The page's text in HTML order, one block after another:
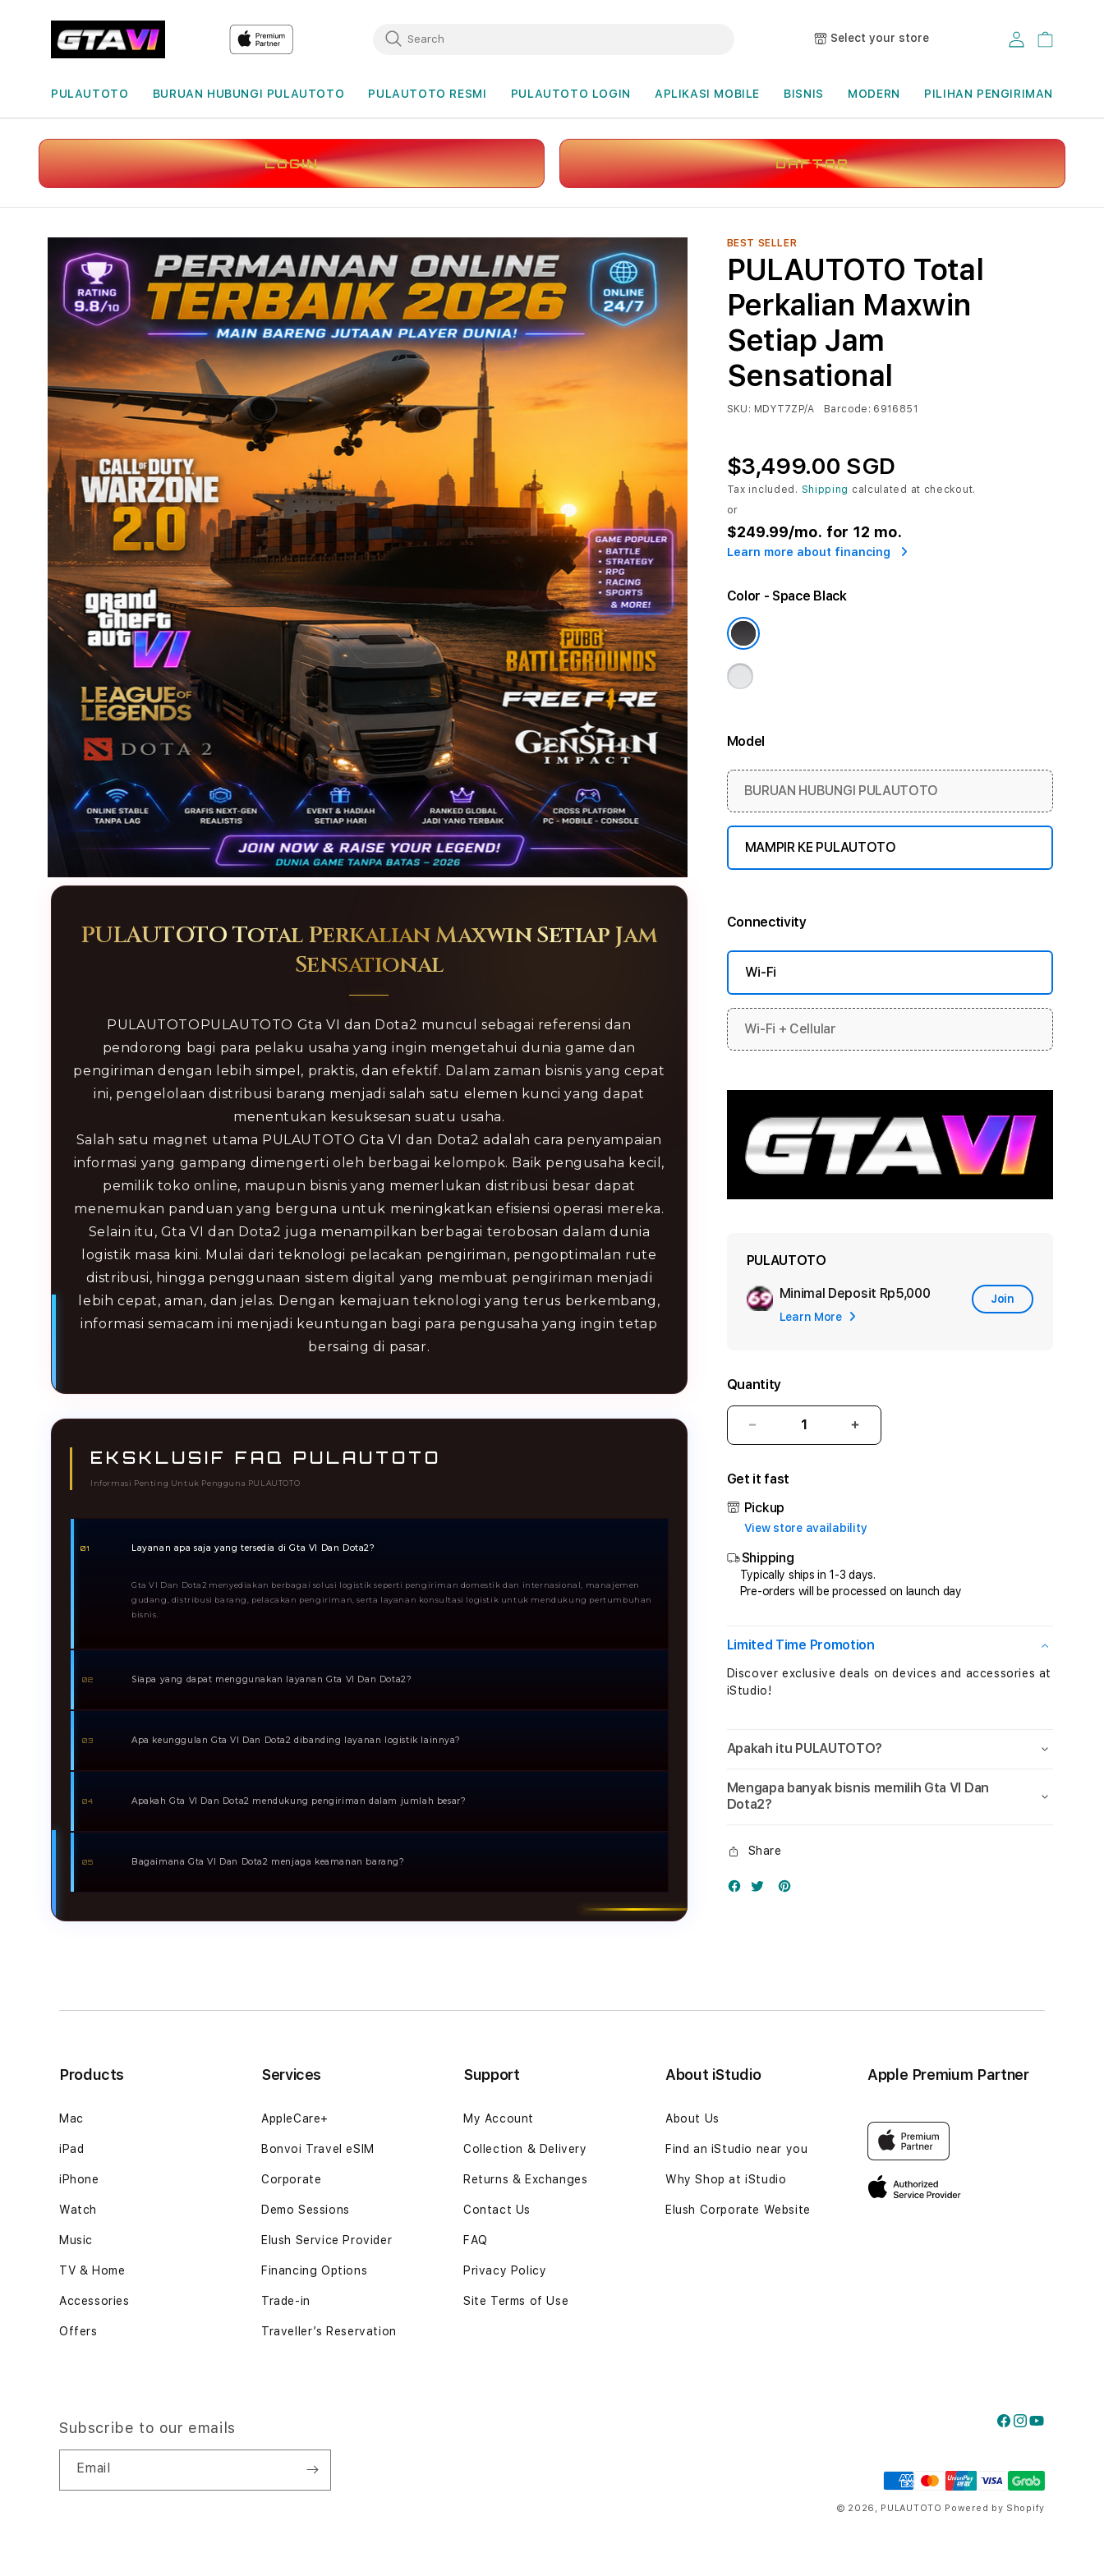
Select your store Log in Cart
PULAUTOTO BURUAN HUBUNGI PULAUTOTO PULAUTOTO RESMI PULAUTOTO LOGIN APLIKASI MOBILE BISNIS MODERN PILIHAN PENGIRIMAN
LOGIN DAFTAR
Skip to
product
information
media
PULAUTOTO Total Perkalian Maxwin Setiap Jam
Sensational
PULAUTOTOPULAUTOTO Gta VI dan Dota2 muncul sebagai referensi dan
pendorong bagi para pelaku usaha yang ingin mengetahui dunia game dan
pengiriman dengan lebih simpel, praktis, dan efektif. Dalam zaman bisnis yang cepat
ini, pengelolaan distribusi barang menjadi salah satu elemen kunci yang dapat
menentukan kesuksesan suatu usaha.
Salah satu magnet utama PULAUTOTO Gta VI dan Dota2 adalah cara penyampaian
informasi yang gampang dimengerti oleh berbagai kelompok. Baik pengusaha kecil,
pemilik toko online, maupun bisnis yang memerlukan distribusi besar dapat
menemukan panduan yang berguna untuk meningkatkan efisiensi operasi mereka.
Selain itu, Gta VI dan Dota2 juga menampilkan berbagai terobosan dalam dunia
logistik masa kini. Mulai dari teknologi pelacakan pengiriman, pengoptimalan rute
distribusi, hingga penggunaan sistem digital yang membuat pengiriman menjadi
lebih cepat, aman, dan jelas. Dengan kemajuan teknologi yang terus berkembang,
informasi semacam ini menjadi keuntungan bagi para pengusaha yang ingin tetap
bersaing di pasar.
EKSKLUSIF FAQ PULAUTOTO
Informasi Penting Untuk Pengguna PULAUTOTO
01 Layanan apa saja yang tersedia di Gta VI Dan Dota2?
Gta VI Dan Dota2 menyediakan berbagai solusi logistik seperti pengiriman domestik dan internasional, manajemen
gudang, distribusi barang, pelacakan pengiriman, serta layanan konsultasi logistik untuk mendukung pertumbuhan
bisnis.
02 Siapa yang dapat menggunakan layanan Gta VI Dan Dota2?
03 Apa keunggulan Gta VI Dan Dota2 dibanding layanan logistik lainnya?
https://criminologiacys.org/colaboraciones/.
04 Apakah Gta VI Dan Dota2 mendukung pengiriman dalam jumlah besar?
05 Bagaimana Gta VI Dan Dota2 menjaga keamanan barang?
BEST SELLER
PULAUTOTO Total
Perkalian Maxwin
Setiap Jam
Sensational
SKU: MDYT7ZP/A Barcode: 6916851
$3,499.00 SGD
Tax included. Shipping calculated at checkout.
or
$249.99/mo. for 12 mo.
Learn more about financing
Color - Space Black
ModelMore information
BURUAN HUBUNGI PULAUTOTO
MAMPIR KE PULAUTOTO
Connectivity
Wi-Fi
Wi-Fi + Cellular
PULAUTOTO
Minimal Deposit Rp5,000
Learn More
Join
Quantity
Decrease
quantity
PULAUTOTO
Total
Perkalian
Maxwin
Setiap
Jam
Sensational
Increase
quantity
Maxwin
Jam
Sensational
Get it fast
Pickup
View store availability
Shipping
Typically ships in 1-3 days.
Pre-orders will be processed on launch day
Limited Time Promotion
Discover exclusive deals on devices and accessories at
iStudio!
Apakah itu PULAUTOTO?
Mengapa banyak bisnis memilih Gta VI Dan
Dota2?
Share
Products
Mac
iPad
iPhone
Watch
Music
TV & Home
Accessories
Offers
Services
AppleCare+
Bonvoi Travel eSIM
Corporate
Demo Sessions
Elush Service Provider
Financing Options
Trade-in
Traveller’s Reservation
Support
My Account
Collection & Delivery
Returns & Exchanges
Contact Us
FAQ
Privacy Policy
Site Terms of Use
About iStudio
About Us
Find an iStudio near you
Why Shop at iStudio
Elush Corporate Website
Apple Premium Partner
Subscribe to our emails
Email
Facebook
Instagram
YouTube
methods
© 2026, PULAUTOTO Powered by Shopify